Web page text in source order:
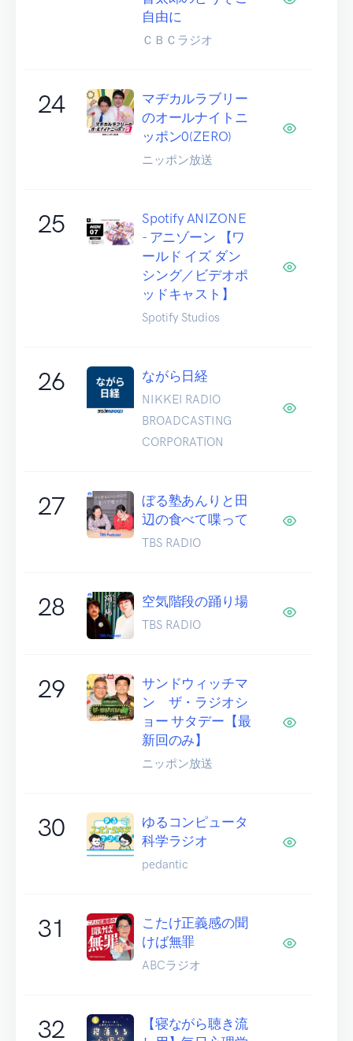
自由に
ＣＢＣラジオ
24
マヂカルラブリー
のオールナイトニ
ッポン0(ZERO)
ニッポン放送
25
Spotify ANIZONE
- アニゾーン 【ワ
ールド イズ ダン
シング／ビデオポ
ッドキャスト】
Spotify Studios
26 ながら日経
NIKKEI RADIO
BROADCASTING
CORPORATION
27
ぼる塾あんりと田
辺の食べて喋って
TBS RADIO
28 空気階段の踊り場
TBS RADIO
29
サンドウィッチマ
ン ザ・ラジオシ
ョー サタデー【最
新回のみ】
ニッポン放送
30
ゆるコンピュータ
科学ラジオ
pedantic
31
こたけ正義感の聞
けば無罪
ABCラジオ
32
【寝ながら聴き流